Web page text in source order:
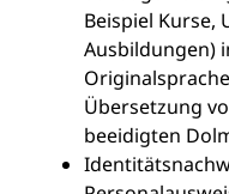
Beispiel Kurse,
Ausbildungen)
Übersetzung
beeidigten